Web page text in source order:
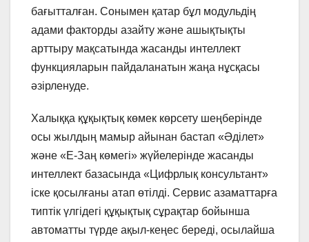
бағытталған. Сонымен қатар бұл модульдің
адами факторды азайту және ашықтықты
арттыру мақсатында жасанды интеллект
функцияларын пайдаланатын жаңа нұсқасы
әзірленуде.
Халыққа құқықтық көмек көрсету шеңберінде
осы жылдың мамыр айынан бастап «Әділет»
және «Е-Заң көмегі» жүйелерінде жасанды
интеллект базасында «Цифрлық консультант»
іске қосылғаны атап өтілді. Сервис азаматтарға
типтік үлгідегі құқықтық сұрақтар бойынша
автоматты түрде ақыл-кеңес береді, осылайша